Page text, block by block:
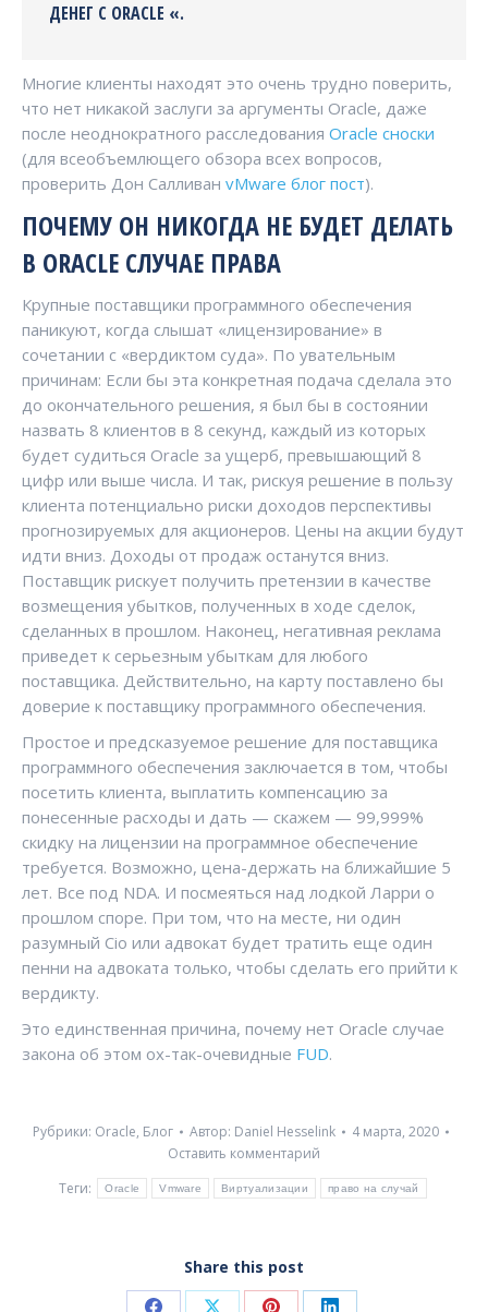
ДЕНЕГ С ORACLE «.
Многие клиенты находят это очень трудно поверить,
что нет никакой заслуги за аргументы Oracle, даже
после неоднократного расследования Oracle сноски
(для всеобъемлющего обзора всех вопросов,
проверить Дон Салливан vMware блог пост).
ПОЧЕМУ ОН НИКОГДА НЕ БУДЕТ ДЕЛАТЬ
В ORACLE СЛУЧАЕ ПРАВА
Крупные поставщики программного обеспечения
паникуют, когда слышат «лицензирование» в
сочетании с «вердиктом суда». По увательным
причинам: Если бы эта конкретная подача сделала это
до окончательного решения, я был бы в состоянии
назвать 8 клиентов в 8 секунд, каждый из которых
будет судиться Oracle за ущерб, превышающий 8
цифр или выше числа. И так, рискуя решение в пользу
клиента потенциально риски доходов перспективы
прогнозируемых для акционеров. Цены на акции будут
идти вниз. Доходы от продаж останутся вниз.
Поставщик рискует получить претензии в качестве
возмещения убытков, полученных в ходе сделок,
сделанных в прошлом. Наконец, негативная реклама
приведет к серьезным убыткам для любого
поставщика. Действительно, на карту поставлено бы
доверие к поставщику программного обеспечения.
Простое и предсказуемое решение для поставщика
программного обеспечения заключается в том, чтобы
посетить клиента, выплатить компенсацию за
понесенные расходы и дать — скажем — 99,999%
скидку на лицензии на программное обеспечение
требуется. Возможно, цена-держать на ближайшие 5
лет. Все под NDA. И посмеяться над лодкой Ларри о
прошлом споре. При том, что на месте, ни один
разумный Cio или адвокат будет тратить еще один
пенни на адвоката только, чтобы сделать его прийти к
вердикту.
Это единственная причина, почему нет Oracle случае
закона об этом ох-так-очевидные FUD.
Рубрики: Oracle, Блог Автор: Daniel Hesselink
4 марта, 2020
Оставить комментарий
Теги:
Oracle Vmware Виртуализации право на случай
Share this post